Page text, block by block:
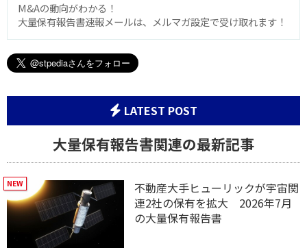
M&Aの動向がわかる！
大量保有報告書速報メールは、メルマガ設定で受け取れます！
LATEST POST
大量保有報告書関連の最新記事
不動産大手ヒューリックが宇宙関
連2社の保有を拡大 2026年7月
の大量保有報告書